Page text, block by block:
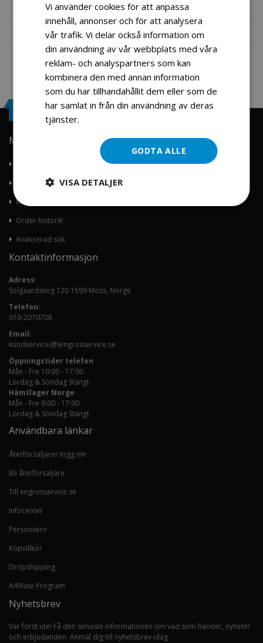
Recensioner
Fil vedlegg
Engrosservice.se
Min konto
Kontakta oss
Mitt konto
Order historik
Avancerad sök
Kontaktinformasjon
Adress:
Solgaardskog 120 1599 Moss, Norge
Telefon:
010-2070708
Email:
kundservice(@)engrosservice.se
Öppningstider telefon
Mån - Fre 10:00 - 17:00
Lördag & Söndag Stängt
Hämtlager Norge
Mån - Fre 9:00 - 17:00
Lördag & Söndag Stängt
Användbara länkar
Återförsäljarer logg inn
Bli återförsäljare
Till engrosservice.se
Infocenter
Personvern
Köpvillkor
Dropshipping
Affiliate Program
Nyhetsbrev
Var först ute! Få den senaste informationen om vad som händer, nyheter
och erbjudanden. Anmäl dig till nyhetsbrev idag
Vi använder cookies för att anpassa
innehåll, annonser och för att analysera
vår trafik. Vi delar också information om
din användning av vår webbplats med våra
reklam- och analyspartners som kan
kombinera den med annan information
som du har tillhandahållit dem eller som de
har samlat in från din användning av deras
tjänster.
GODTA ALLE
VISA DETALJER